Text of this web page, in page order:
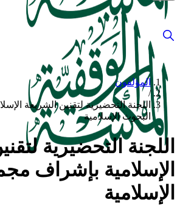
المؤلفون
/
اللجنة التحضيرية لتقنين الشريعة
البحوث الإسلامية
اللجنة التحضيرية
الإسلامية بإشراف
الإسلامية